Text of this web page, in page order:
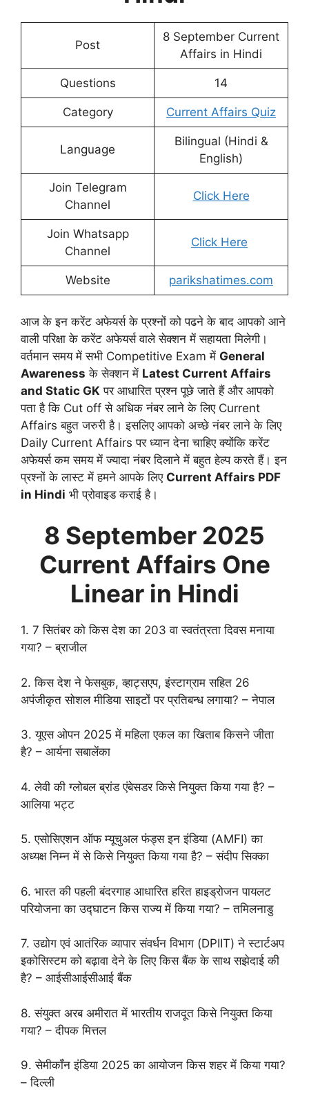
Post
8 September Current
Affairs in Hindi
Questions 14
Category Current Affairs Quiz
Language
Bilingual (Hindi &
English)
Join Telegram
Channel
Click Here
Join Whatsapp
Channel
Click Here
Website parikshatimes.com
आज के इन करेंट अफेयर्स के प्रश्नों को पढने के बाद आपको आने
वाली परिक्षा के करेंट अफेयर्स वाले सेक्शन में सहायता मिलेगी।
वर्तमान समय में सभी Competitive Exam में General
Awareness के सेक्शन में Latest Current Affairs
and Static GK पर आधारित प्रश्न पूछे जाते हैं और आपको
पता है कि Cut off से अधिक नंबर लाने के लिए Current
Affairs बहुत जरुरी है। इसलिए आपको अच्छे नंबर लाने के लिए
Daily Current Affairs पर ध्यान देना चाहिए क्योंकि करेंट
अफेयर्स कम समय में ज्यादा नंबर दिलाने में बहुत हेल्प करते हैं। इन
प्रश्नों के लास्ट में हमने आपके लिए Current Affairs PDF
in Hindi भी प्रोवाइड कराई है।
8 September 2025
Current Affairs One
Linear in Hindi
1. 7 सितंबर को किस देश का 203 वा स्वतंत्रता दिवस मनाया
गया? – ब्राजील
2. किस देश ने फेसबुक, व्हाट्सएप, इंस्टाग्राम सहित 26
अपंजीकृत सोशल मीडिया साइटों पर प्रतिबन्ध लगाया? – नेपाल
3. यूएस ओपन 2025 में महिला एकल का खिताब किसने जीता
है? – आर्यना सबालेंका
4. लेवी की ग्लोबल ब्रांड एंबेसडर किसे नियुक्त किया गया है? –
आलिया भट्ट
5. एसोसिएशन ऑफ म्यूचुअल फंड्स इन इंडिया (AMFI) का
अध्यक्ष निम्न में से किसे नियुक्त किया गया है? – संदीप सिक्का
6. भारत की पहली बंदरगाह आधारित हरित हाइड्रोजन पायलट
परियोजना का उद्घाटन किस राज्य में किया गया? – तमिलनाडु
7. उद्योग एवं आतंरिक व्यापार संवर्धन विभाग (DPIIT) ने स्टार्टअप
इकोसिस्टम को बढ़ावा देने के लिए किस बैंक के साथ सझेदाई की
है? – आईसीआईसीआई बैंक
8. संयुक्त अरब अमीरात में भारतीय राजदूत किसे नियुक्त किया
गया? – दीपक मित्तल
9. सेमीकॉंन इंडिया 2025 का आयोजन किस शहर में किया गया?
– दिल्ली